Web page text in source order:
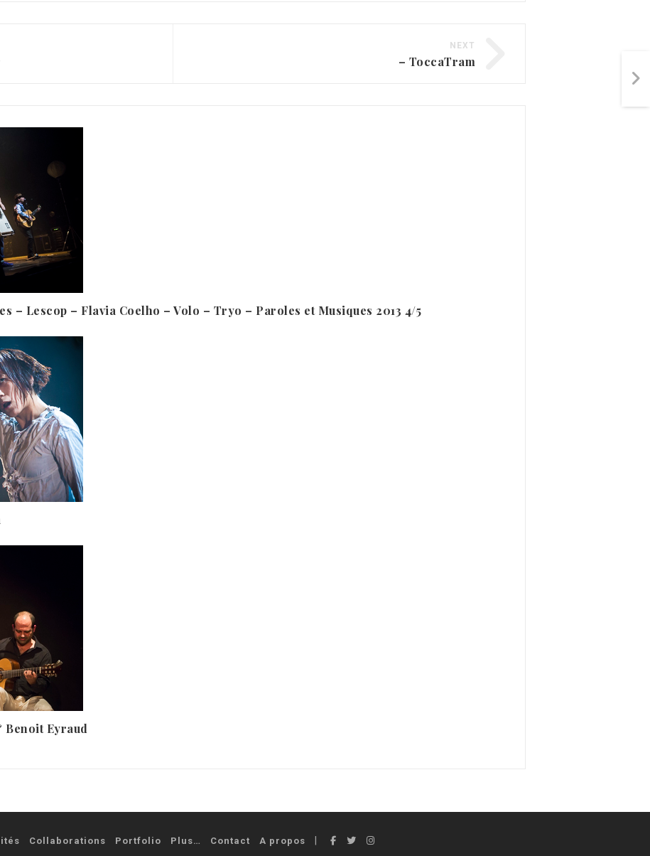
NEXT
– ToccaTram
– Lescop – Flavia Coelho – Volo – Tryo – Paroles et Musiques 2013 4/5
Eyraud
Collaborations Portfolio Plus… Contact A propos